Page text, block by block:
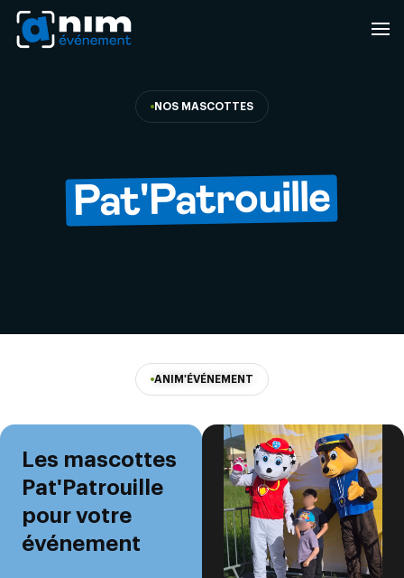
NOS MASCOTTES
Pat'Patrouille
ANIM'ÉVÉNEMENT
Les mascottes
Pat'Patrouille
pour votre
événement